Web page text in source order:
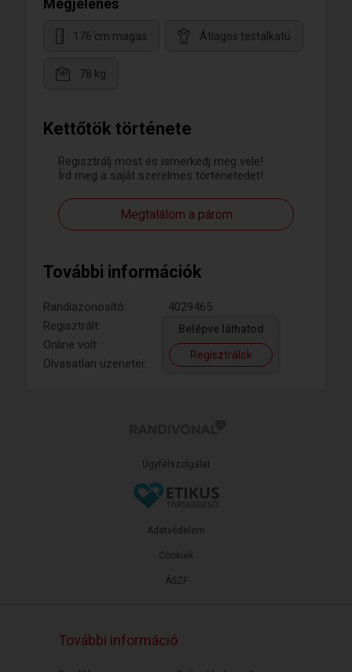
Kettőtök története
Regisztrálj most és ismerkedj meg vele!
Írd meg a saját szerelmes történetedet!
Megtalálom a párom
További információk
Randiazonosító:
4029465
Regisztrált:
Online volt:
Olvasatlan üzenetei:
Belépve láthatod
Regisztrálok
Megjelenés
176 cm magas Átlagos testalkatú
78 kg
Ügyfélszolgálat
ÁSZF
Adatvédelem
Cookiek
További információ